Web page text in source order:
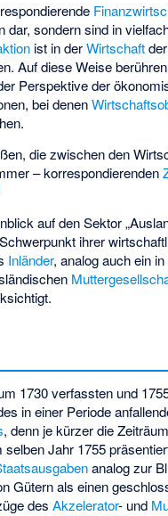
dar, sondern sind in
ist in derWirtschaftder
Auf diese Weise
Perspektive der
bei denen
, die zwischen den
– korrespondierenden
auf den Sektor
ihrer
Inländer, analog auch ein
1730 verfassten und
in einer Periode
, denn je kürzer die
selben Jahr 1755
analog zur
Gütern als einen
desAkzelerator- und